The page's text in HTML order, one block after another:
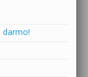
darmo!